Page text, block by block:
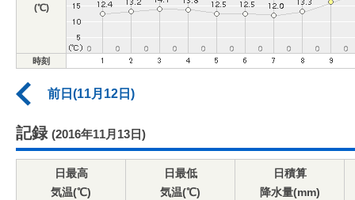
(℃)
時刻
前日(11月12日)
記録 (2016年11月13日)
日最高
気温(℃)
日最低
気温(℃)
日積算
降水量(mm)